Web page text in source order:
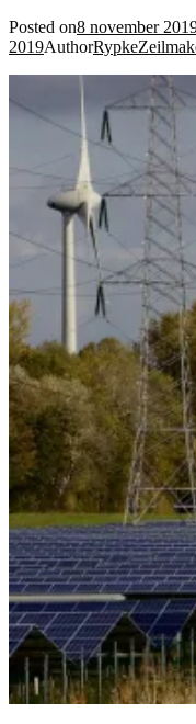
Posted on8 november
2019Author